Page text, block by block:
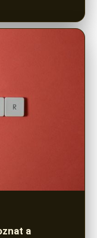
a